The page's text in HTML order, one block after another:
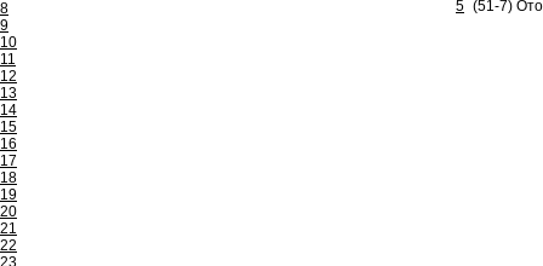
8
9
10
11
12
13
14
15
16
17
18
19
20
21
22
23
5 (51-7)